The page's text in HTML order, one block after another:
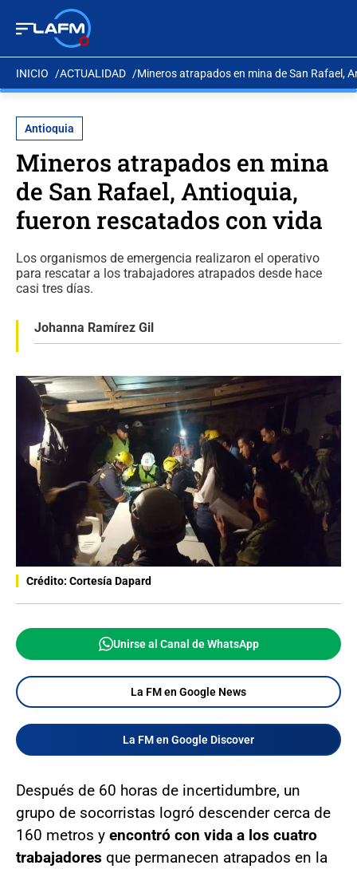
INICIO ACTUALIDAD Mineros atrapados en mina de San Rafael,
Antioquia
Mineros atrapados en mina
de San Rafael, Antioquia,
fueron rescatados con vida
Los organismos de emergencia realizaron el operativo
para rescatar a los trabajadores atrapados desde hace
casi tres días.
Johanna Ramírez Gil
Crédito: Cortesía Dapard
Unirse al Canal de WhatsApp
La FM en Google News
La FM en Google Discover
Después de 60 horas de incertidumbre, un
grupo de socorristas logró descender cerca de
160 metros y encontró con vida a los cuatro
trabajadores que permanecen atrapados en la